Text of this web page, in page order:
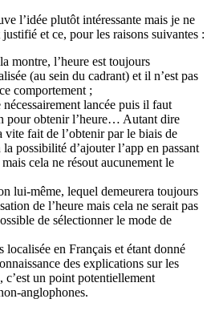
l’idée plutôt intéressante mais je ne
et ce, pour les raisons suivantes :
montre, l’heure est toujours
(au sein du cadrant) et il n’est pas
comportement ;
lancée puis il faut
pour obtenir l’heure… Autant dire
vite fait de l’obtenir par le biais de
possibilité d’ajouter l’app en passant
cela ne résout aucunement le
lui-même, lequel demeurera toujours
de l’heure mais cela ne serait pas
de sélectionner le mode de
localisée en Français et étant donné
des explications sur les
c’est un point potentiellement
anglophones.